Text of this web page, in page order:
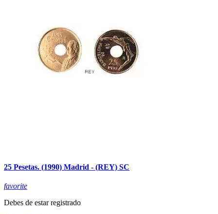
25 Pesetas. (1990) Madrid - (REY) SC
favorite
Debes de estar registrado